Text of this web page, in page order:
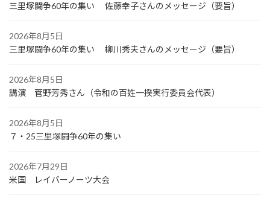
三里塚闘争60年の集い 佐藤幸子さんのメッセージ（要旨）
2026年8月5日
三里塚闘争60年の集い 柳川秀夫さんのメッセージ（要旨）
2026年8月5日
講演 菅野芳秀さん（令和の百姓一揆実行委員会代表）
2026年8月5日
７・25三里塚闘争60年の集い
2026年7月29日
米国 レイバーノーツ大会